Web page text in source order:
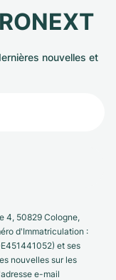
nouvelles et
4, 50829 Cologne,
d'Immatriculation :
et ses
nouvelles sur les
e-mail